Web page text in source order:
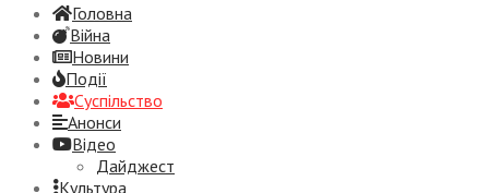
Головна
Війна
Новини
Події
Суспiльство
Анонси
Відео
Дайджест
Культура